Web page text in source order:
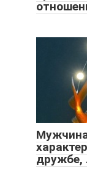
дружбе,